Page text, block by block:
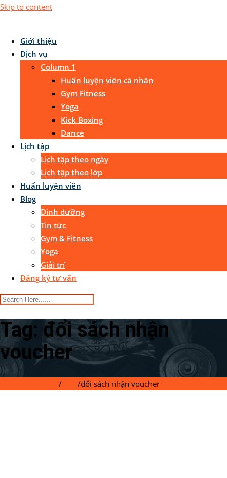
Skip to content
Giới thiệu
Dịch vụ
Column 1
Huấn luyện viên cá nhân
Gym Fitness
Yoga
Kick Boxing
Dance
Lịch tập
Lịch tập theo ngày
Lịch tập theo lớp
Huấn luyện viên
Blog
Dinh dưỡng
Tin tức
Gym & Fitness
Yoga
Giải trí
Đăng ký tư vấn
Tag: đổi sách nhận
voucher
/ /đổi sách nhận voucher